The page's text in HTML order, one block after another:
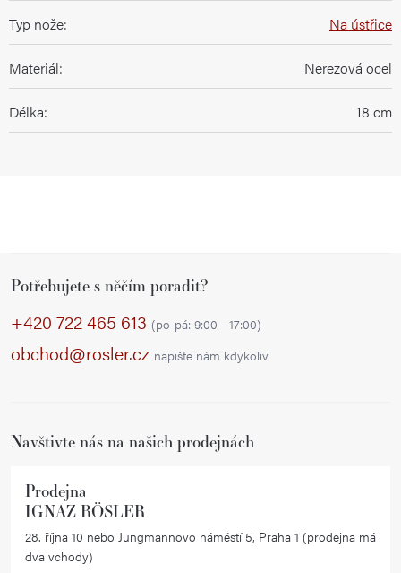
Typ nože: Na ústřice
Materiál: Nerezová ocel
Délka: 18 cm
Potřebujete s něčím poradit?
+420 722 465 613 (po-pá: 9:00 - 17:00)
obchod@rosler.cz napište nám kdykoliv
Navštivte nás na našich prodejnách
Prodejna
IGNAZ RÖSLER
28. října 10 nebo Jungmannovo náměstí 5, Praha 1 (prodejna má
dva vchody)